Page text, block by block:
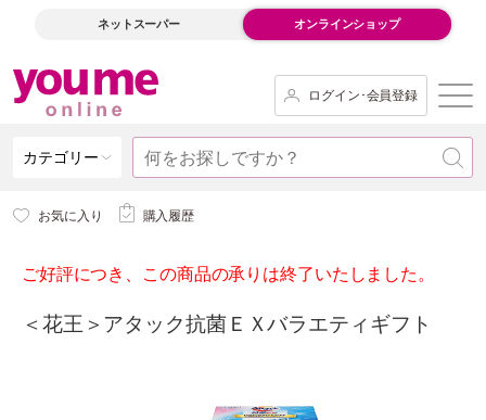
ネットスーパー オンラインショップ
ログイン･会員登録
カテゴリー
お気に入り 購入履歴
ご好評につき、この商品の承りは終了いたしました。
＜花王＞アタック抗菌ＥＸバラエティギフト